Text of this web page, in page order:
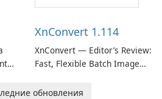
access information across
XnConvert 1.114
XnConvert — Editor’s Review:
Fast, Flexible Batch Image
macOS and Linux XnConvert
обновления